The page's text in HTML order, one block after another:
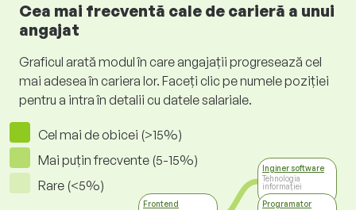
Cea mai frecventă cale de carieră a unui
angajat
Graficul arată modul în care angajații progresează cel
mai adesea în cariera lor. Faceți clic pe numele poziției
pentru a intra în detalii cu datele salariale.
Cel mai de obicei (>15%)
Mai puțin frecvente (5-15%)
Rare (<5%)
Frontend
Inginer software
Tehnologia
informației
Programator